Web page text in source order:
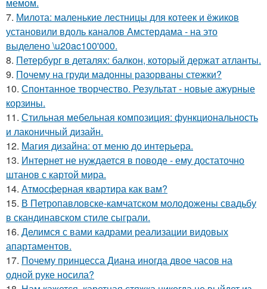
мемом.
7. Милота: маленькие лестницы для котеек и ёжиков
установили вдоль каналов Амстердама - на это
выделено \u20ac100'000.
8. Петербург в деталях: балкон, который держат атланты.
9. Почему на груди мадонны разорваны стежки?
10. Спонтанное творчество. Результат - новые ажурные
корзины.
11. Стильная мебельная композиция: функциональность
и лаконичный дизайн.
12. Магия дизайна: от меню до интерьера.
13. Интернет не нуждается в поводе - ему достаточно
штанов с картой мира.
14. Атмосферная квартира как вам?
15. В Петропавловске-камчатском молодожены свадьбу
в скандинавском стиле сыграли.
16. Делимся с вами кадрами реализации видовых
апартаментов.
17. Почему принцесса Диана иногда двое часов на
одной руке носила?